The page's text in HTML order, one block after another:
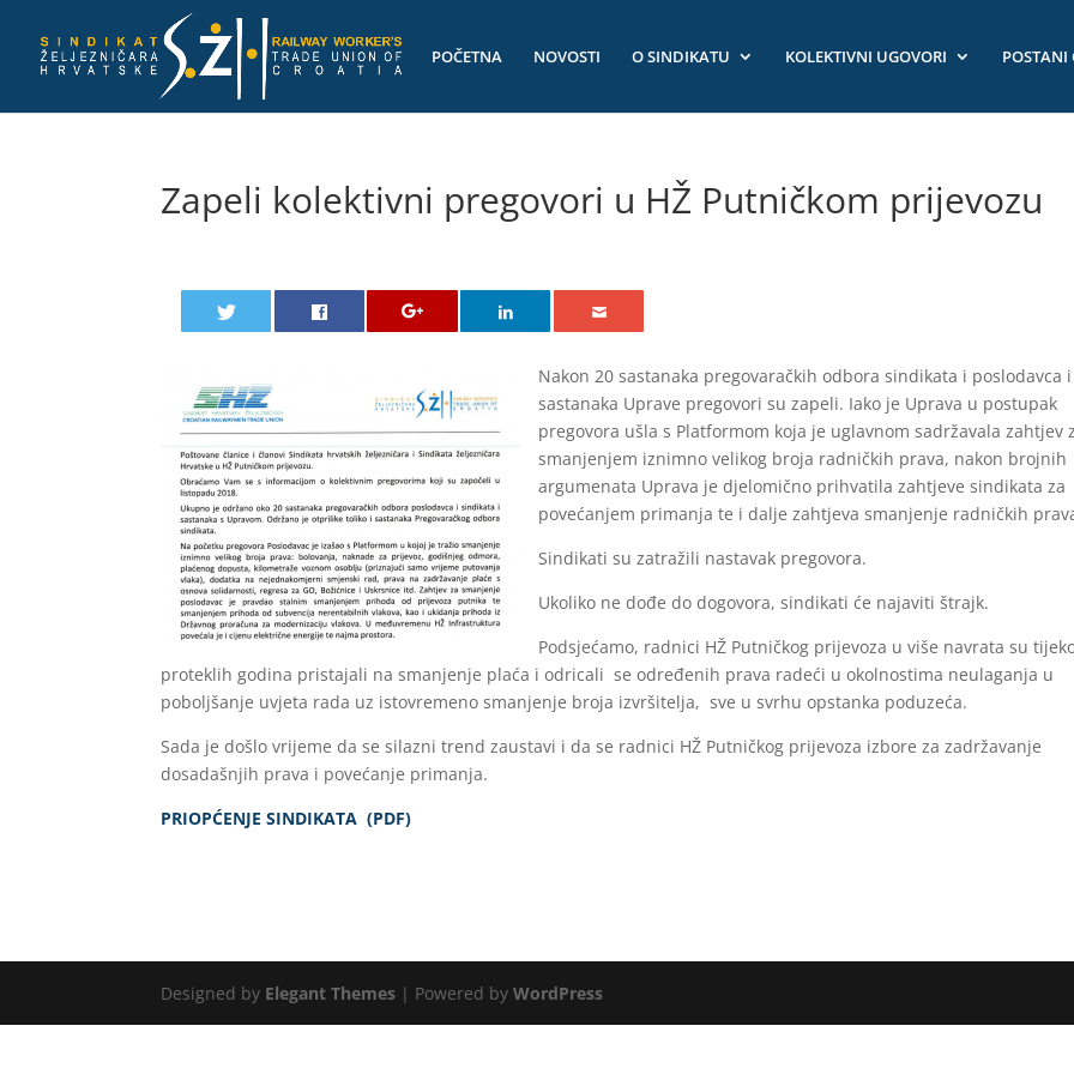
POČETNA NOVOSTI O SINDIKATU KOLEKTIVNI UGOVORI POSTANI
Zapeli kolektivni pregovori u HŽ Putničkom prijevozu
Nakon 20 sastanaka pregovaračkih odbora sindikata i poslodavca i
sastanaka Uprave pregovori su zapeli. Iako je Uprava u postupak
pregovora ušla s Platformom koja je uglavnom sadržavala zahtjev
smanjenjem iznimno velikog broja radničkih prava, nakon brojnih
argumenata Uprava je djelomično prihvatila zahtjeve sindikata za
povećanjem primanja te i dalje zahtjeva smanjenje radničkih
Sindikati su zatražili nastavak pregovora.
Ukoliko ne dođe do dogovora, sindikati će najaviti štrajk.
Podsjećamo, radnici HŽ Putničkog prijevoza u više navrata su
proteklih godina pristajali na smanjenje plaća i odricali se određenih prava radeći u okolnostima neulaganja u
poboljšanje uvjeta rada uz istovremeno smanjenje broja izvršitelja, sve u svrhu opstanka poduzeća.
Sada je došlo vrijeme da se silazni trend zaustavi i da se radnici HŽ Putničkog prijevoza izbore za zadržavanje
dosadašnjih prava i povećanje primanja.
PRIOPĆENJE SINDIKATA (PDF)
Designed by Elegant Themes | Powered byWordPress